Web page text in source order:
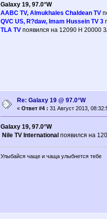
Galaxy 19, 97.0°W
AABC TV, Almukhales Chaldean TV
QVC US, R?daw, Imam Hussein TV 3
TLA TV появился на 12090 H 20000
Re: Galaxy 19 @ 97.0°W
« Ответ #4 : 31 Август 2013,
Galaxy 19, 97.0°W
Nile TV International появился на
Улыбайся чаще и чаща улыбнется тебе